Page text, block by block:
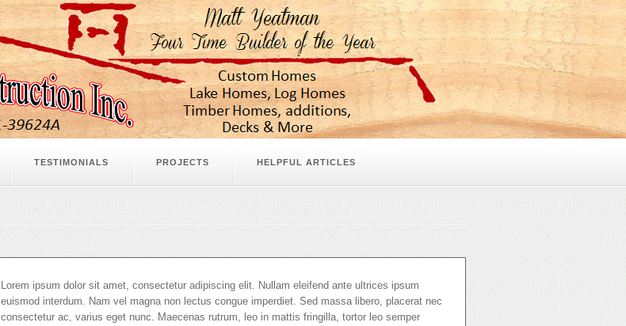
TESTIMONIALS PROJECTS HELPFUL ARTICLES
Lorem ipsum dolor sit amet, consectetur adipiscing elit. Nullam eleifend ante ultrices ipsum
euismod interdum. Nam vel magna non lectus congue imperdiet. Sed massa libero, placerat nec
consectetur ac, varius eget nunc. Maecenas rutrum, leo in mattis fringilla, tortor leo semper